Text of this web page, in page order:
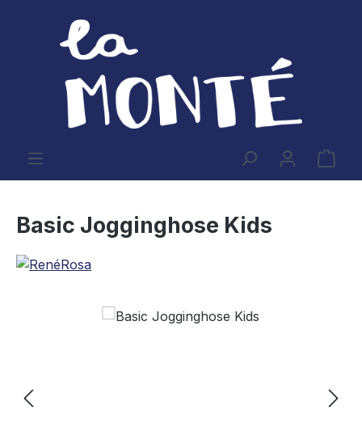
Zum Hauptinhalt springen
Basic Jogginghose Kids